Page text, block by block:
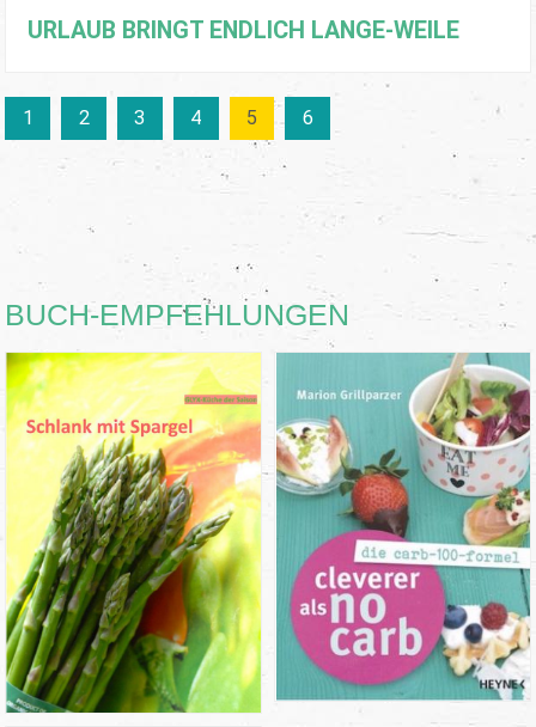
URLAUB BRINGT ENDLICH LANGE-WEILE
1 2 3 4 5 6
BUCH-EMPFEHLUNGEN